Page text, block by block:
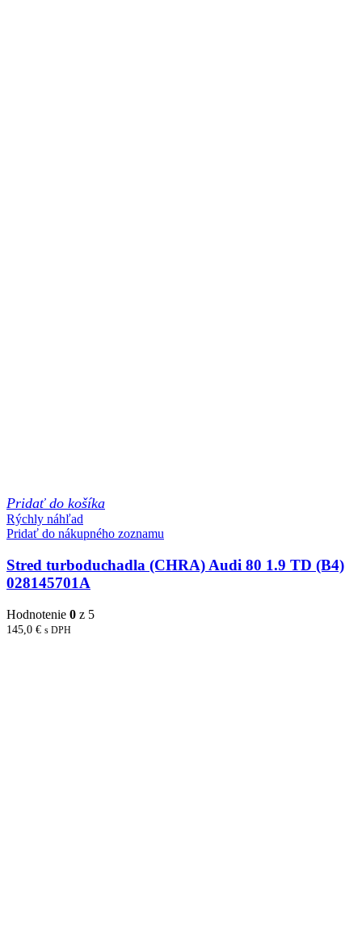
Pridať do košíka
Rýchly náhľad
Pridať do nákupného zoznamu
Stred turboduchadla (CHRA) Audi 80 1.9 TD (B4)
028145701A
Hodnotenie 0 z 5
145,0 € s DPH